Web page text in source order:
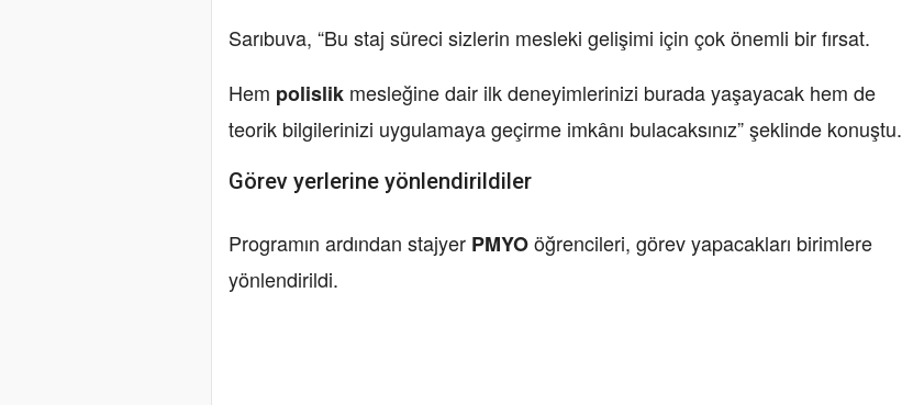
Sarıbuva, “Bu staj süreci sizlerin mesleki gelişimi için çok önemli bir fırsat.
Hem polislik mesleğine dair ilk deneyimlerinizi burada yaşayacak hem de
teorik bilgilerinizi uygulamaya geçirme imkânı bulacaksınız” şeklinde konuştu.
Görev yerlerine yönlendirildiler
Programın ardından stajyer PMYOöğrencileri, görev yapacakları birimlere
yönlendirildi.